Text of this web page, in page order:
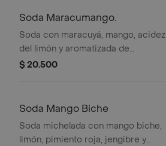
Soda Maracumango.
Soda con maracuyá, mango, acidez
del limón y aromatizada de
hierbabuena.
$ 20.500
Soda Mango Biche
Soda michelada con mango biche,
limón, pimiento roja, jengibre y